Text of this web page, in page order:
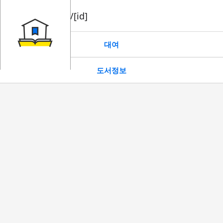
book/rent/[id]
대여
도서정보